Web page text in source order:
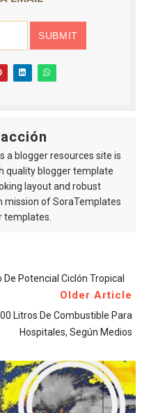
a blogger resources site is
quality blogger template
layout and robust
mission of SoraTemplates
templates.
Potencial Ciclón Tropical
Older Article
Litros De Combustible Para
Hospitales, Según Medios